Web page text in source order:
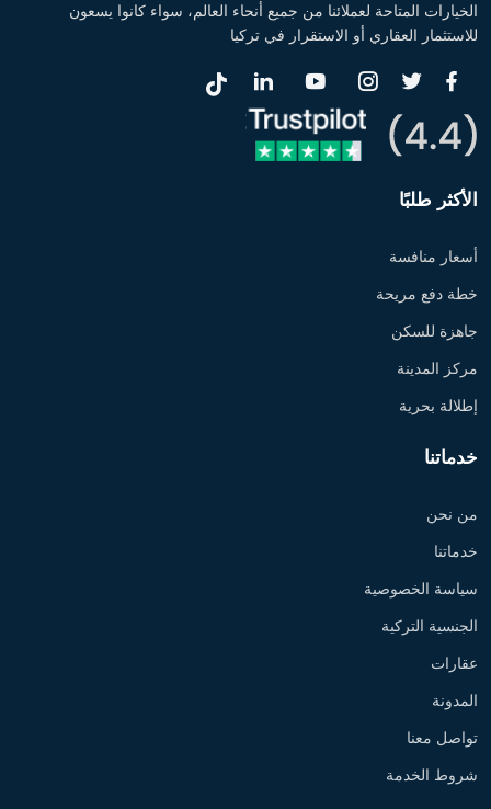
الخيارات المتاحة لعملائنا من جميع أنحاء العالم، سواء كانوا يسعون
للاستثمار العقاري أو الاستقرار في تركيا
الأكثر طلبًا
أسعار منافسة
خطة دفع مريحة
جاهزة للسكن
مركز المدينة
إطلالة بحرية
خدماتنا
من نحن
خدماتنا
سياسة الخصوصية
الجنسية التركية
عقارات
المدونة
تواصل معنا
شروط الخدمة